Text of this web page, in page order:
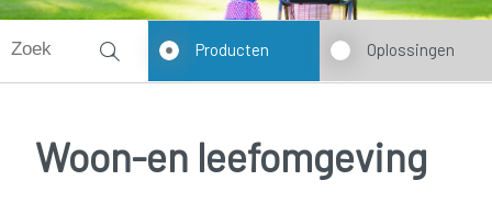
Producten Oplossingen
Woon-en leefomgeving